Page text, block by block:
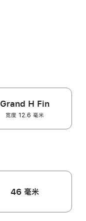
Grand H Fin
宽度 12.6 毫米
46 毫米